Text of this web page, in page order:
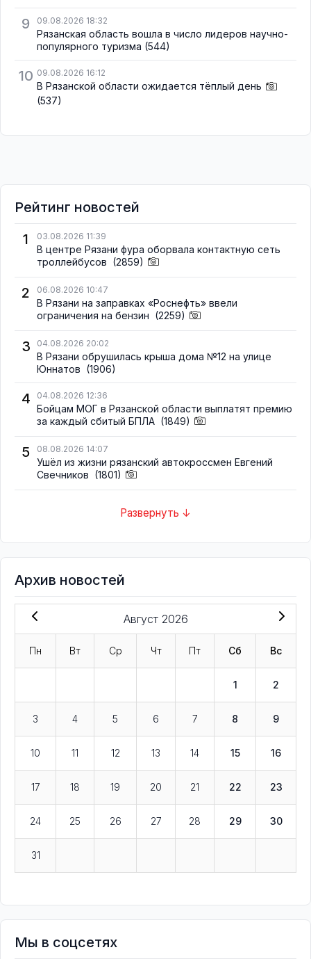
9 09.08.2026 18:32
Рязанская область вошла в число лидеров научно-
популярного туризма (544)
10 09.08.2026 16:12
В Рязанской области ожидается тёплый день
(537)
Рейтинг новостей
1
03.08.2026 11:39
В центре Рязани фура оборвала контактную сеть
троллейбусов (2859)
2 06.08.2026 10:47
В Рязани на заправках «Роснефть» ввели
ограничения на бензин (2259)
3 04.08.2026 20:02
В Рязани обрушилась крыша дома №12 на улице
Юннатов (1906)
4 04.08.2026 12:36
Бойцам МОГ в Рязанской области выплатят премию
за каждый сбитый БПЛА (1849)
5 08.08.2026 14:07
Ушёл из жизни рязанский автокроссмен Евгений
Свечников (1801)
Развернуть ↓
Архив новостей
Август 2026
Пн Вт Ср Чт Пт Сб Вс
1 2
3 4 5 6 7 8 9
10 11 12 13 14 15 16
17 18 19 20 21 22 23
24 25 26 27 28 29 30
31
Мы в соцсетях